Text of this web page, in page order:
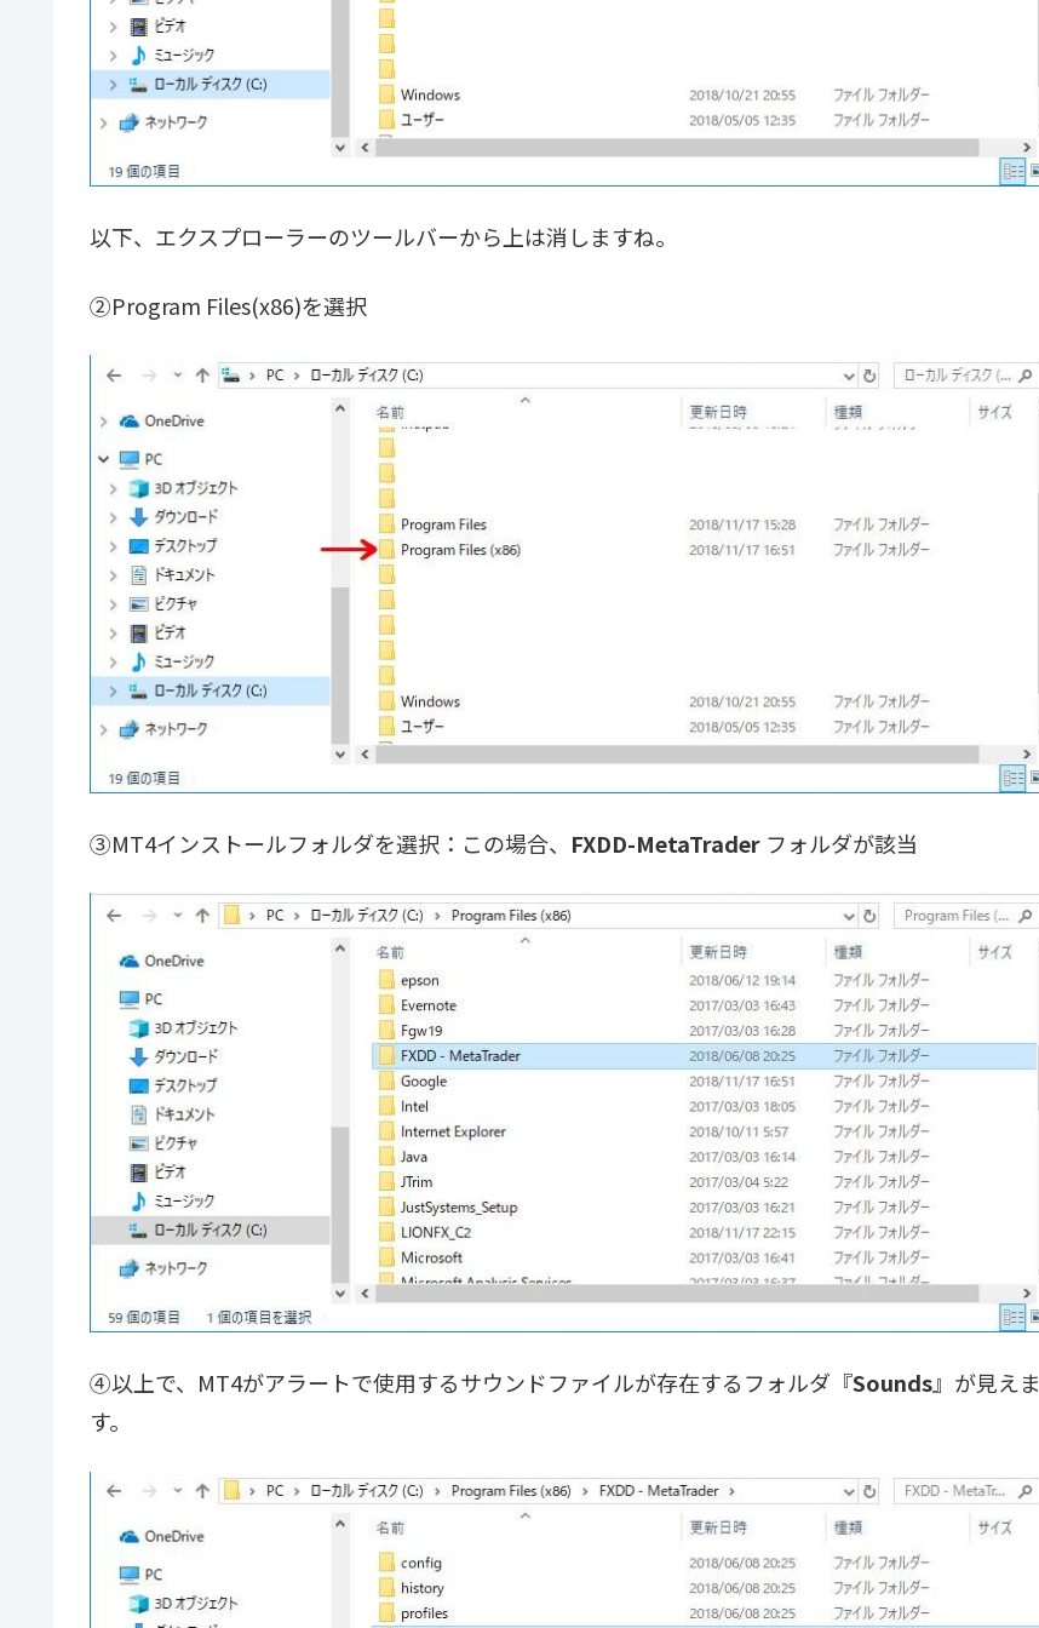
以下、エクスプローラーのツールバーから上は消しますね。
②Program Files(x86)を選択
③MT4インストールフォルダを選択：この場合、 FXDD-MetaTrader フォルダが該当
④以上で、MT4がアラートで使用するサウンドファイルが存在するフォルダ『Sounds』が見えま
す。